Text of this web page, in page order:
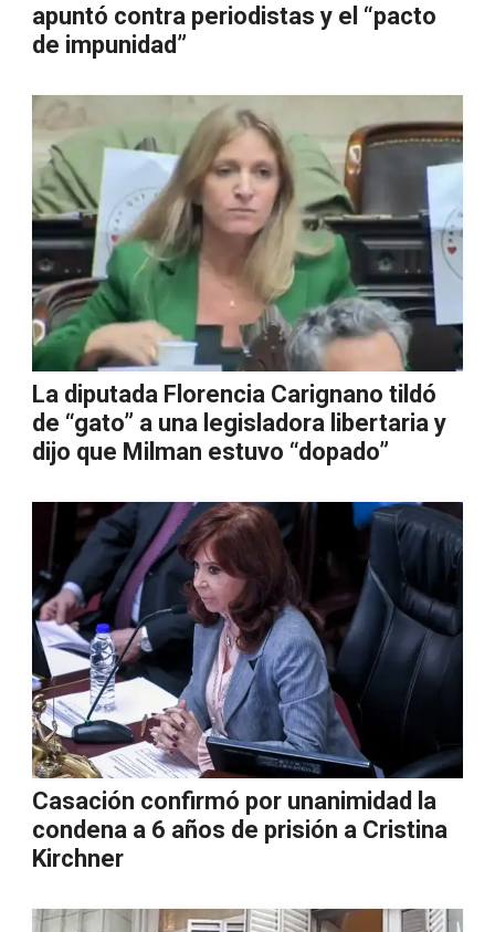
apuntó contra periodistas y el “pacto
de impunidad”
La diputada Florencia Carignano tildó
de “gato” a una legisladora libertaria y
dijo que Milman estuvo “dopado”
Casación confirmó por unanimidad la
condena a 6 años de prisión a Cristina
Kirchner